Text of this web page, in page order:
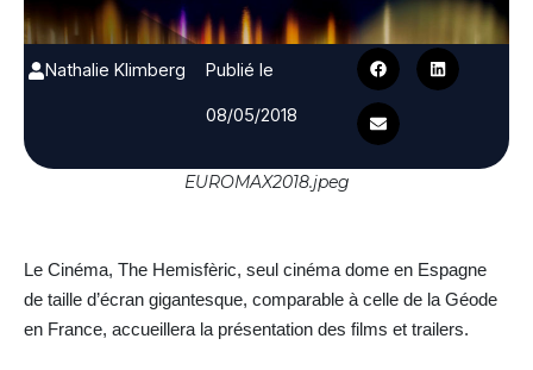
Nathalie Klimberg
Publié le
08/05/2018
EUROMAX2018.jpeg
Le Cinéma, The Hemisfèric, seul cinéma dome en Espagne
de taille d’écran gigantesque, comparable à celle de la Géode
en France, accueillera la présentation des films et trailers.